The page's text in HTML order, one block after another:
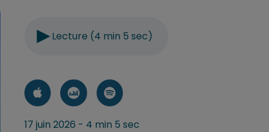
Lecture (4 min 5 sec)
17 juin 2026 - 4 min 5 sec